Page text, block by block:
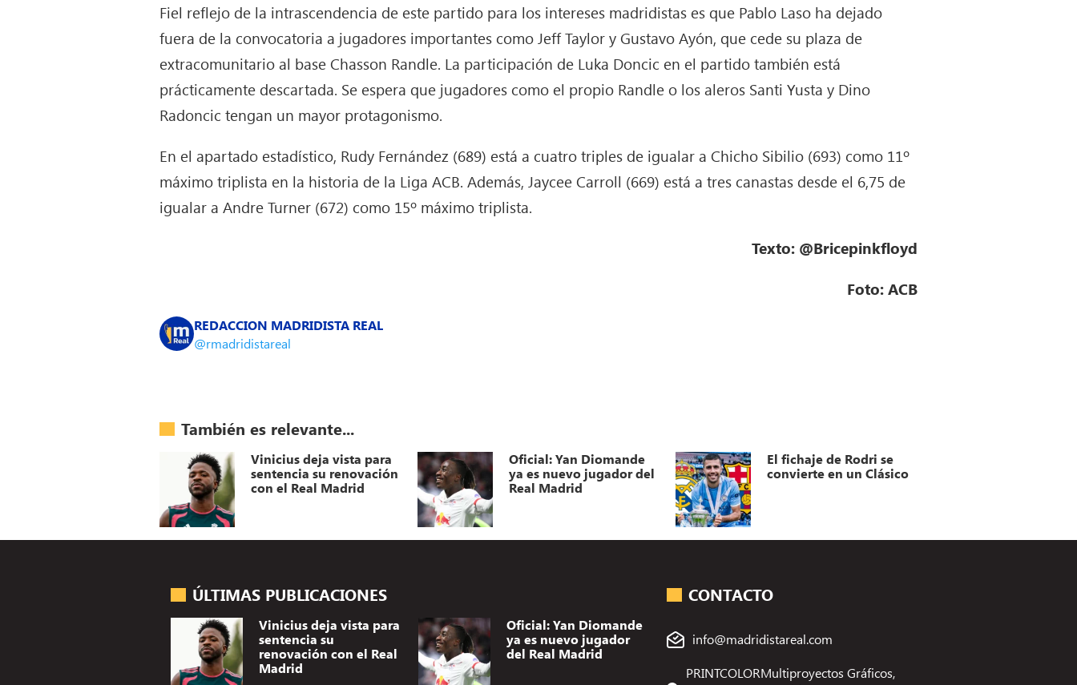
Fiel reflejo de la intrascendencia de este partido para los intereses madridistas es que Pablo Laso ha dejado
fuera de la convocatoria a jugadores importantes como Jeff Taylor y Gustavo Ayón, que cede su plaza de
extracomunitario al base Chasson Randle. La participación de Luka Doncic en el partido también está
prácticamente descartada. Se espera que jugadores como el propio Randle o los aleros Santi Yusta y Dino
Radoncic tengan un mayor protagonismo.
En el apartado estadístico, Rudy Fernández (689) está a cuatro triples de igualar a Chicho Sibilio (693) como 11º
máximo triplista en la historia de la Liga ACB. Además, Jaycee Carroll (669) está a tres canastas desde el 6,75 de
igualar a Andre Turner (672) como 15º máximo triplista.
Texto: @Bricepinkfloyd
Foto: ACB
REDACCION MADRIDISTA REAL
@rmadridistareal
También es relevante...
Vinicius deja vista para
sentencia su renovación
con el Real Madrid
Oficial: Yan Diomande
ya es nuevo jugador del
Real Madrid
El fichaje de Rodri se
convierte en un Clásico
ÚLTIMAS PUBLICACIONES
Vinicius deja vista para
sentencia su
renovación con el Real
Madrid
Oficial: Yan Diomande
ya es nuevo jugador
del Real Madrid
CONTACTO
info@madridistareal.com
PRINTCOLORMultiproyectos Gráficos,